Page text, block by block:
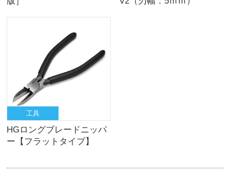
工具
HGロングブレードニッパ
ー【フラットタイプ】